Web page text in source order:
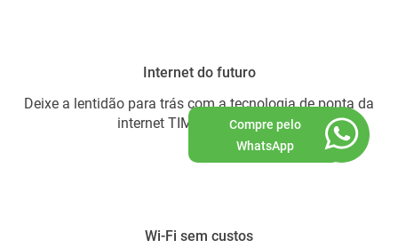
Internet do futuro
Deixe a lentidão para trás com a tecnologia de ponta da
internet TIM de fibra ótica.
Wi-Fi sem custos
Compre pelo
WhatsApp